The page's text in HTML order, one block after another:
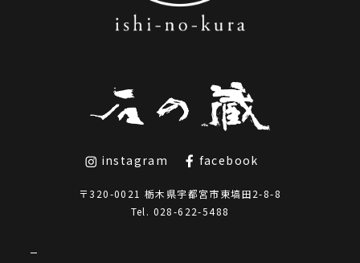
instagram facebook
〒320-0021 栃木県宇都宮市東塙田2-8-8
Tel. 028-622-5488